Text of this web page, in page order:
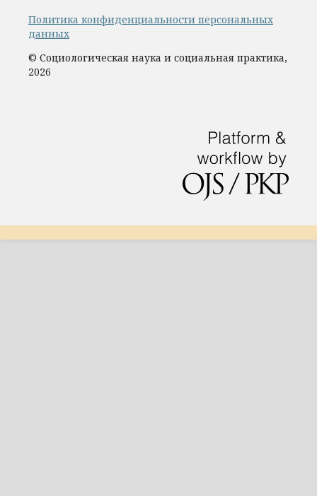
Политика конфиденциальности персональных
данных
© Социологическая наука и социальная практика,
2026